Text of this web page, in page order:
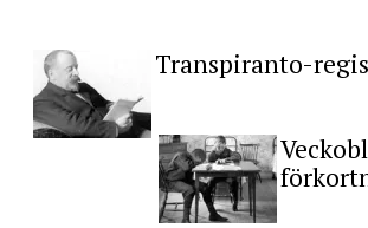
Transpiranto-